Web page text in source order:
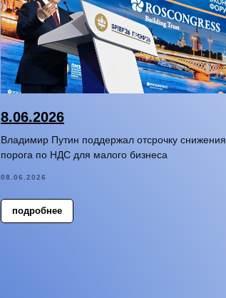
8.06.2026
Владимир Путин поддержал отсрочку снижения
порога по НДС для малого бизнеса
08.06.2026
подробнее